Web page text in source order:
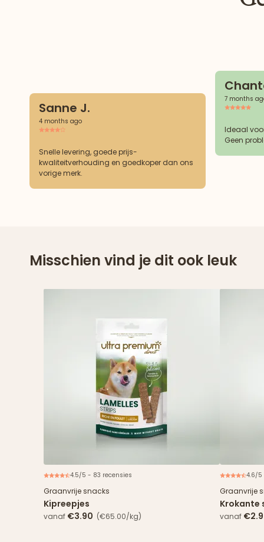
Sanne J.
4 months ago
Snelle levering, goede prijs-
kwaliteitverhouding en goedkoper dan ons
vorige merk.
7 months
Ideaal
Geen
Misschien vind je dit ook leuk
4.5/5 - 83 recensies
Graanvrije snacks
Kipreepjes
vanaf €3.90 (€65.00/kg)
4.6/5
Graanvrije
Krokante
vanaf